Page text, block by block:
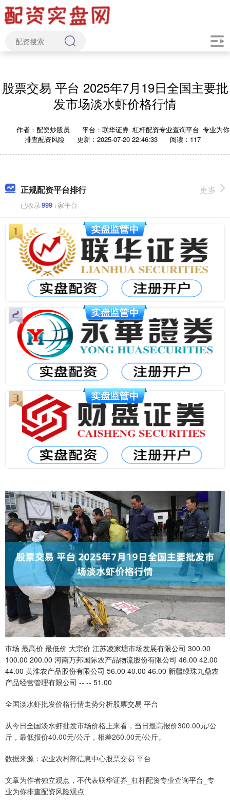
股票交易 平台 2025年7月19日全国主要批
发市场淡水虾价格行情
作者：配资炒股员
平台：联华证券_杠杆配资专业查询平台_专业为你
排查配资风险
更新：2025-07-20 22:46:33 阅读：117
正规配资平台排行
已收录999+家平台
更多
市场 最高价 最低价 大宗价 江苏凌家塘市场发展有限公司 300.00
100.00 200.00 河南万邦国际农产品物流股份有限公司 46.00 42.00
44.00 黄淮农产品股份有限公司 56.00 40.00 46.00 新疆绿珠九鼎农
产品经营管理有限公司 -- -- 51.00
全国淡水虾批发价格行情走势分析股票交易 平台
从今日全国淡水虾批发市场价格上来看，当日最高报价300.00元/公
斤，最低报价40.00元/公斤，相差260.00元/公斤。
数据来源：农业农村部信息中心股票交易 平台
文章为作者独立观点，不代表联华证券_杠杆配资专业查询平台_专
业为你排查配资风险观点